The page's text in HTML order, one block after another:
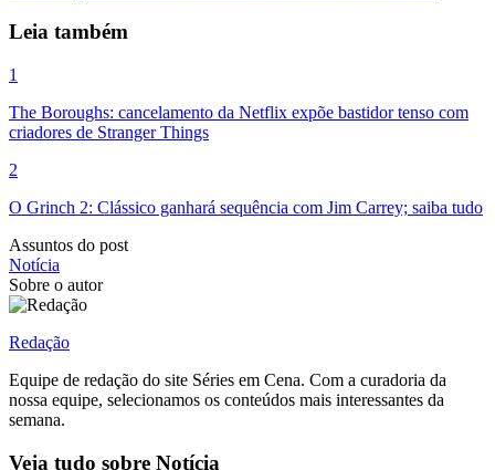
Leia também
1
The Boroughs: cancelamento da Netflix expõe bastidor tenso com
criadores de Stranger Things
2
O Grinch 2: Clássico ganhará sequência com Jim Carrey; saiba tudo
Assuntos do post
Notícia
Sobre o autor
Redação
Equipe de redação do site Séries em Cena. Com a curadoria da
nossa equipe, selecionamos os conteúdos mais interessantes da
semana.
Veja tudo sobre Notícia